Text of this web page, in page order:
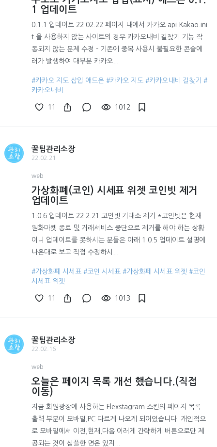
1 업데이트
0.1.1 업데이트 22.02.22 페이지 내에서 카카오 api Kakao.ini
t 을 사용하지 않는 사이트의 경우 카카오내비 길찾기 기능 작
동되지 않는 문제 수정 - 기존에 중복 사용시 불필요한 콘솔에
러가 발생하여 대부분 카카오...
#카카오 지도 삽입 애드온 #카카오 지도 #카카오내비 길찾기
#
카카오내비
11 1012
꿀팁관리소장
22.02.21
web
가상화폐(코인) 시세표 위젯 코인빗 제거
업데이트
1.0.6 업데이트 22.2.21 코인빗 거래소 제거 *코인빗은 현재
원화마켓 종료 및 거래서비스 중단으로 제거를 해야 하는 상황
이니 업데이트를 못하시는 분들은 아래 1.0.5 업데이트 설명에
나온대로 보고 직접 수정하시...
#가상화폐 시세표 #코인 시세표 #가상화페 시세표 위젯 #코인
시세표 위젯
11 1013
꿀팁관리소장
22.02.16
web
오늘은 페이지 목록 개선 했습니다.(직접
이동)
지금 회원광장에 사용하는 Flexstagram 스킨의 페이지 목록
출력 부분이 모바일,PC 다르게 나오게 되어있습니다. 개인적으
로 모바일에서 이전,현재,다음 이러게 간략하게 버튼으로만 제
공되는 것이 심플한 면은 있지...